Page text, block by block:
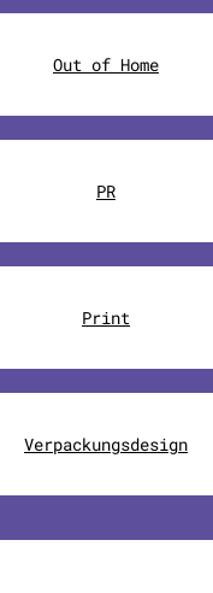
Out of Home
PR
Print
Verpackungsdesign